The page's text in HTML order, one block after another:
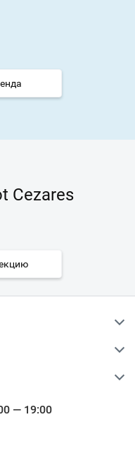
Cezares
— 19:00